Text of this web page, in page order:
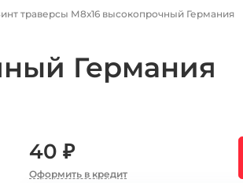
траверсы М8х16 высокопрочный Германия
Германия
40 ₽
Оформить в кредит